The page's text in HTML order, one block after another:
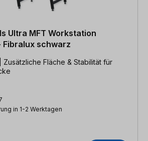
Ultra MFT Workstation
Fibralux schwarz
Zusätzliche Fläche & Stabilität für
in 1-2 Werktagen